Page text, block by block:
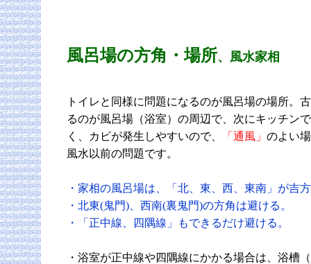
風呂場の方角・場所、風水家相
トイレと同様に問題になるのが風呂場の場所。
るのが風呂場（浴室）の周辺で、次にキッチン
く、カビが発生しやすいので、
「通風」 のよい
風水以前の問題です。
・家相の風呂場は、「北、東、西、東南」が吉
・北東(鬼門)、西南(裏鬼門)の方角は避ける。
・「正中線、四隅線」もできるだけ避ける。
・浴室が正中線や四隅線にかかる場合は、浴槽